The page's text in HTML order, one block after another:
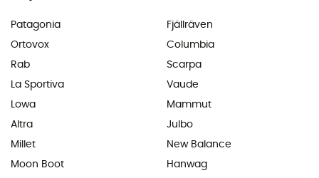
Patagonia
Ortovox
Rab
La Sportiva
Lowa
Altra
Millet
Moon Boot
Fjällräven
Columbia
Scarpa
Vaude
Mammut
Julbo
New Balance
Hanwag